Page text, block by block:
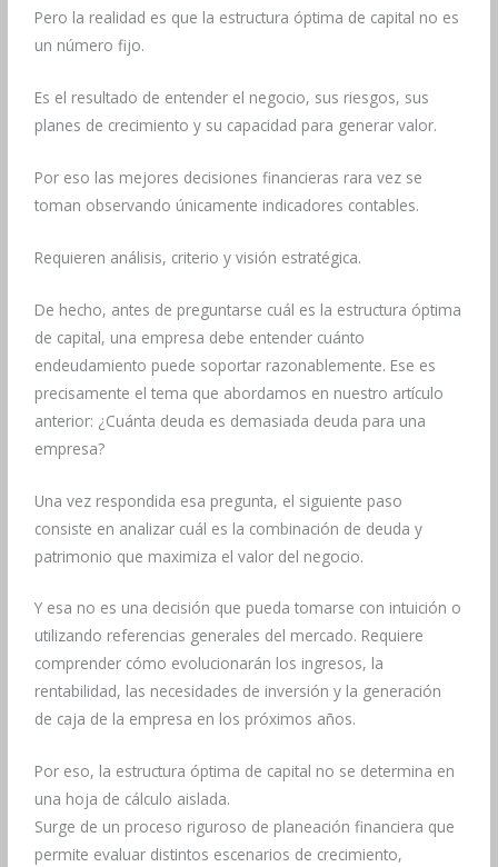
Pero la realidad es que la estructura óptima de capital no es
un número fijo.
Es el resultado de entender el negocio, sus riesgos, sus
planes de crecimiento y su capacidad para generar valor.
Por eso las mejores decisiones financieras rara vez se
toman observando únicamente indicadores contables.
Requieren análisis, criterio y visión estratégica.
De hecho, antes de preguntarse cuál es la estructura óptima
de capital, una empresa debe entender cuánto
endeudamiento puede soportar razonablemente. Ese es
precisamente el tema que abordamos en nuestro artículo
anterior: ¿Cuánta deuda es demasiada deuda para una
empresa?
Una vez respondida esa pregunta, el siguiente paso
consiste en analizar cuál es la combinación de deuda y
patrimonio que maximiza el valor del negocio.
Y esa no es una decisión que pueda tomarse con intuición o
utilizando referencias generales del mercado. Requiere
comprender cómo evolucionarán los ingresos, la
rentabilidad, las necesidades de inversión y la generación
de caja de la empresa en los próximos años.
Por eso, la estructura óptima de capital no se determina en
una hoja de cálculo aislada.
Surge de un proceso riguroso de planeación financiera que
permite evaluar distintos escenarios de crecimiento,